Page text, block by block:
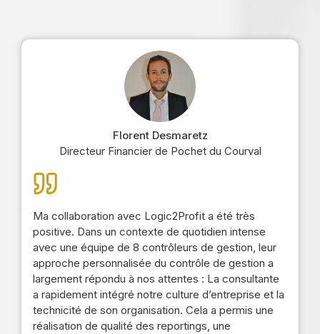
Florent Desmaretz
Directeur Financier de Pochet du Courval
Ma collaboration avec Logic2Profit a été très
positive. Dans un contexte de quotidien intense
avec une équipe de 8 contrôleurs de gestion, leur
approche personnalisée du contrôle de gestion a
largement répondu à nos attentes : La consultante
a rapidement intégré notre culture d’entreprise et la
technicité de son organisation. Cela a permis une
réalisation de qualité des reportings, une